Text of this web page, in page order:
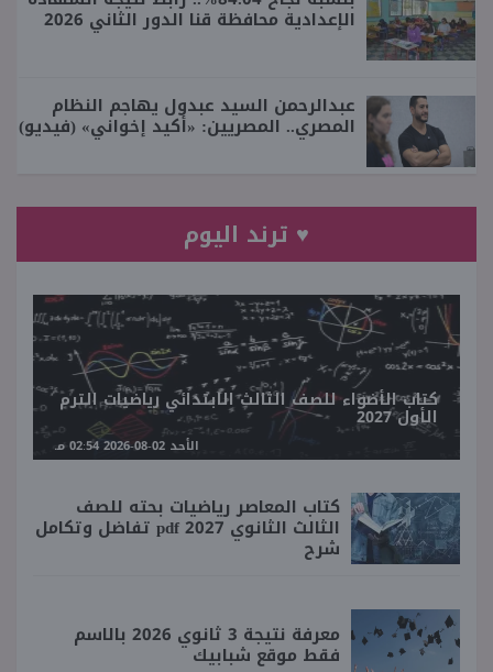
الإعدادية محافظة قنا الدور الثاني 2026
عبدالرحمن السيد عبدول يهاجم النظام
المصري.. المصريين: «أكيد إخواني» (فيديو)
♥ ترند اليوم
كتاب الأضواء للصف الثالث الابتدائي رياضيات الترم
الأول 2027
الأحد 02-08-2026 02:54 مـ
كتاب المعاصر رياضيات بحته للصف
الثالث الثانوي 2027 pdf تفاضل وتكامل
شرح
معرفة نتيجة 3 ثانوي 2026 بالاسم
فقط موقع شبابيك